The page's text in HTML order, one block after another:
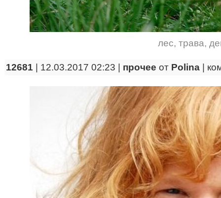
лес, трава,
12681 | 12.03.2017 02:23 | прочее от Polina